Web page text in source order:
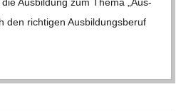
den rich­ti­gen Aus­bil­dungs­be­ruf